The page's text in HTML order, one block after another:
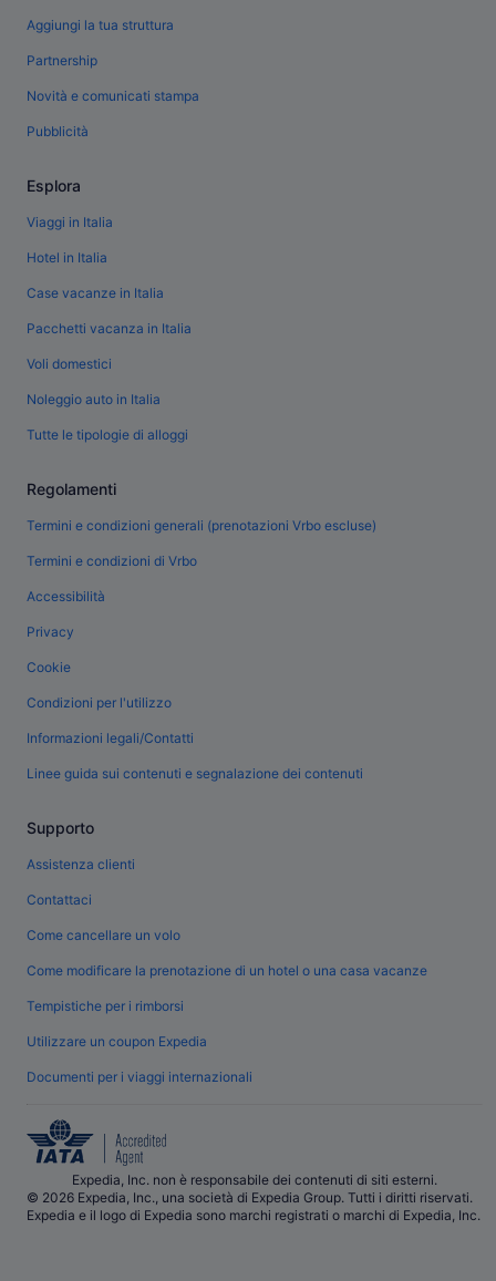
Aggiungi la tua struttura
Partnership
Novità e comunicati stampa
Pubblicità
Esplora
Viaggi in Italia
Hotel in Italia
Case vacanze in Italia
Pacchetti vacanza in Italia
Voli domestici
Noleggio auto in Italia
Tutte le tipologie di alloggi
Regolamenti
Termini e condizioni generali (prenotazioni Vrbo escluse)
Termini e condizioni di Vrbo
Accessibilità
Privacy
Cookie
Condizioni per l'utilizzo
Informazioni legali/Contatti
Linee guida sui contenuti e segnalazione dei contenuti
Supporto
Assistenza clienti
Contattaci
Come cancellare un volo
Come modificare la prenotazione di un hotel o una casa vacanze
Tempistiche per i rimborsi
Utilizzare un coupon Expedia
Documenti per i viaggi internazionali
Expedia, Inc. non è responsabile dei contenuti di siti esterni.
© 2026 Expedia, Inc., una società di Expedia Group. Tutti i diritti riservati.
Expedia e il logo di Expedia sono marchi registrati o marchi di Expedia, Inc.